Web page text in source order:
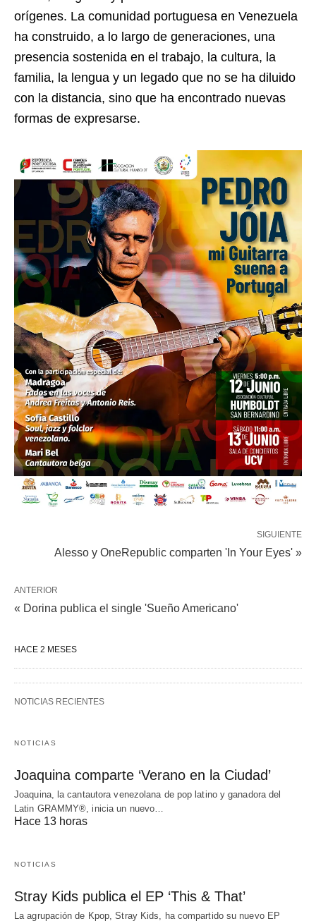
orígenes. La comunidad portuguesa en Venezuela
ha construido, a lo largo de generaciones, una
presencia sostenida en el trabajo, la cultura, la
familia, la lengua y un legado que no se ha diluido
con la distancia, sino que ha encontrado nuevas
formas de expresarse.
SIGUIENTE
Alesso y OneRepublic comparten 'In Your Eyes' »
ANTERIOR
« Dorina publica el single 'Sueño Americano'
HACE 2 MESES
NOTICIAS RECIENTES
NOTICIAS
Joaquina comparte ‘Verano en la Ciudad’
Joaquina, la cantautora venezolana de pop latino y ganadora del
Latin GRAMMY®, inicia un nuevo…
Hace 13 horas
NOTICIAS
Stray Kids publica el EP ‘This & That’
La agrupación de Kpop, Stray Kids, ha compartido su nuevo EP